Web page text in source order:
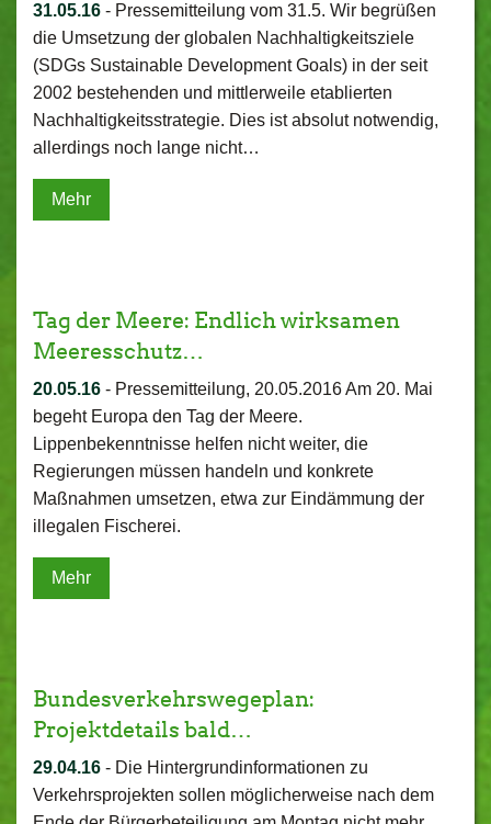
31.05.16 - Pressemitteilung vom 31.5. Wir begrüßen
die Umsetzung der globalen Nachhaltigkeitsziele
(SDGs ­Sustainable Development Goals) in der seit
2002 bestehenden und mittlerweile etablierten
Nachhaltigkeitsstrategie. Dies ist absolut notwendig,
allerdings noch lange nicht…
Mehr
Tag der Meere: Endlich wirksamen
Meeresschutz…
20.05.16 - Pressemitteilung, 20.05.2016 Am 20. Mai
begeht Europa den Tag der Meere.
Lippenbekenntnisse helfen nicht weiter, die
Regierungen müssen handeln und konkrete
Maßnahmen umsetzen, etwa zur Eindämmung der
illegalen Fischerei.
Mehr
Bundesverkehrswegeplan:
Projektdetails bald…
29.04.16 - Die Hintergrundinformationen zu
Verkehrsprojekten sollen möglicherweise nach dem